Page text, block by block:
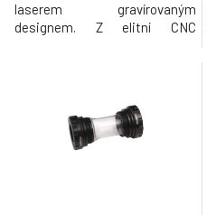
laserem gravírovaným
designem. Z elitní CNC
zdvih. Nezaměnitelný luxusní
design s velkoplošně laserem
gravírovanou grafikou vpředu a